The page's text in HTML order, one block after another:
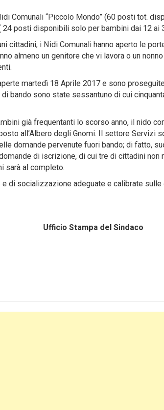
Comunali “Piccolo Mondo” (60 posti tot.
24 posti disponibili solo per bambini dai 12 ai
cittadini, i Nidi Comunali hanno aperto le
almeno un genitore che vi lavora o un
martedì 18 Aprile 2017 e sono
bando sono state sessantuno di cui
già frequentanti lo scorso anno, il nido
all’Albero degli Gnomi. Il settore Servizi
domande pervenute fuori bando; di fatto,
di iscrizione, di cui tre di cittadini non
sarà al completo.
di socializzazione adeguate e calibrate
Stampa del Sindaco